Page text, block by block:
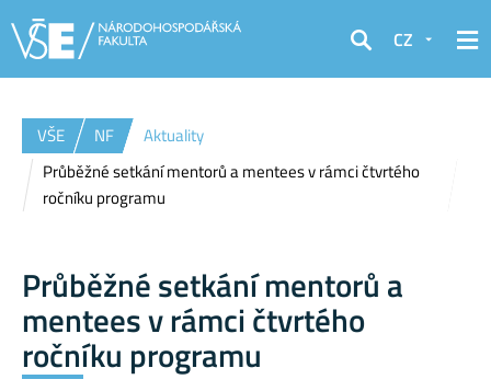
Hledat
CZ
VŠE NF
Aktuality
Průběžné setkání mentorů a mentees v rámci čtvrtého
ročníku programu
Průběžné setkání mentorů a
mentees v rámci čtvrtého
ročníku programu